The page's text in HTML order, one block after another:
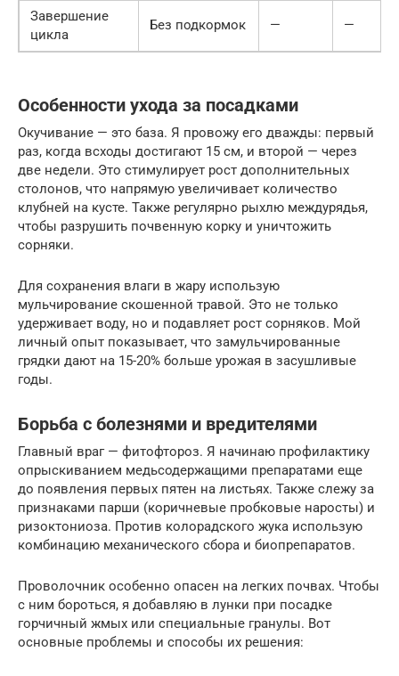
Завершение
цикла
Без подкормок — —
Особенности ухода за посадками
Окучивание — это база. Я провожу его дважды: первый
раз, когда всходы достигают 15 см, и второй — через
две недели. Это стимулирует рост дополнительных
столонов, что напрямую увеличивает количество
клубней на кусте. Также регулярно рыхлю междурядья,
чтобы разрушить почвенную корку и уничтожить
сорняки.
Для сохранения влаги в жару использую
мульчирование скошенной травой. Это не только
удерживает воду, но и подавляет рост сорняков. Мой
личный опыт показывает, что замульчированные
грядки дают на 15-20% больше урожая в засушливые
годы.
Борьба с болезнями и вредителями
Главный враг — фитофтороз. Я начинаю профилактику
опрыскиванием медьсодержащими препаратами еще
до появления первых пятен на листьях. Также слежу за
признаками парши (коричневые пробковые наросты) и
ризоктониоза. Против колорадского жука использую
комбинацию механического сбора и биопрепаратов.
Проволочник особенно опасен на легких почвах. Чтобы
с ним бороться, я добавляю в лунки при посадке
горчичный жмых или специальные гранулы. Вот
основные проблемы и способы их решения: